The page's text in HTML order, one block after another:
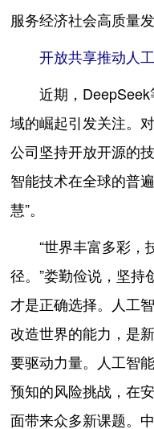
服务经济社会高质量
开放共享推动人
近期，DeepSeek
域的崛起引发关注。
公司坚持开放开源的
智能技术在全球的普
慧”。
“世界丰富多彩，
径。”娄勤俭说，坚持
才是正确选择。人工
改造世界的能力，是
要驱动力量。人工智
预知的风险挑战，在
面带来众多新课题。